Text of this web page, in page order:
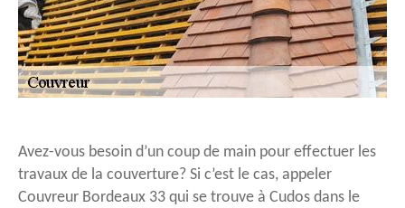
Avez-vous besoin d’un coup de main pour effectuer les
travaux de la couverture? Si c’est le cas, appeler
Couvreur Bordeaux 33 qui se trouve à Cudos dans le